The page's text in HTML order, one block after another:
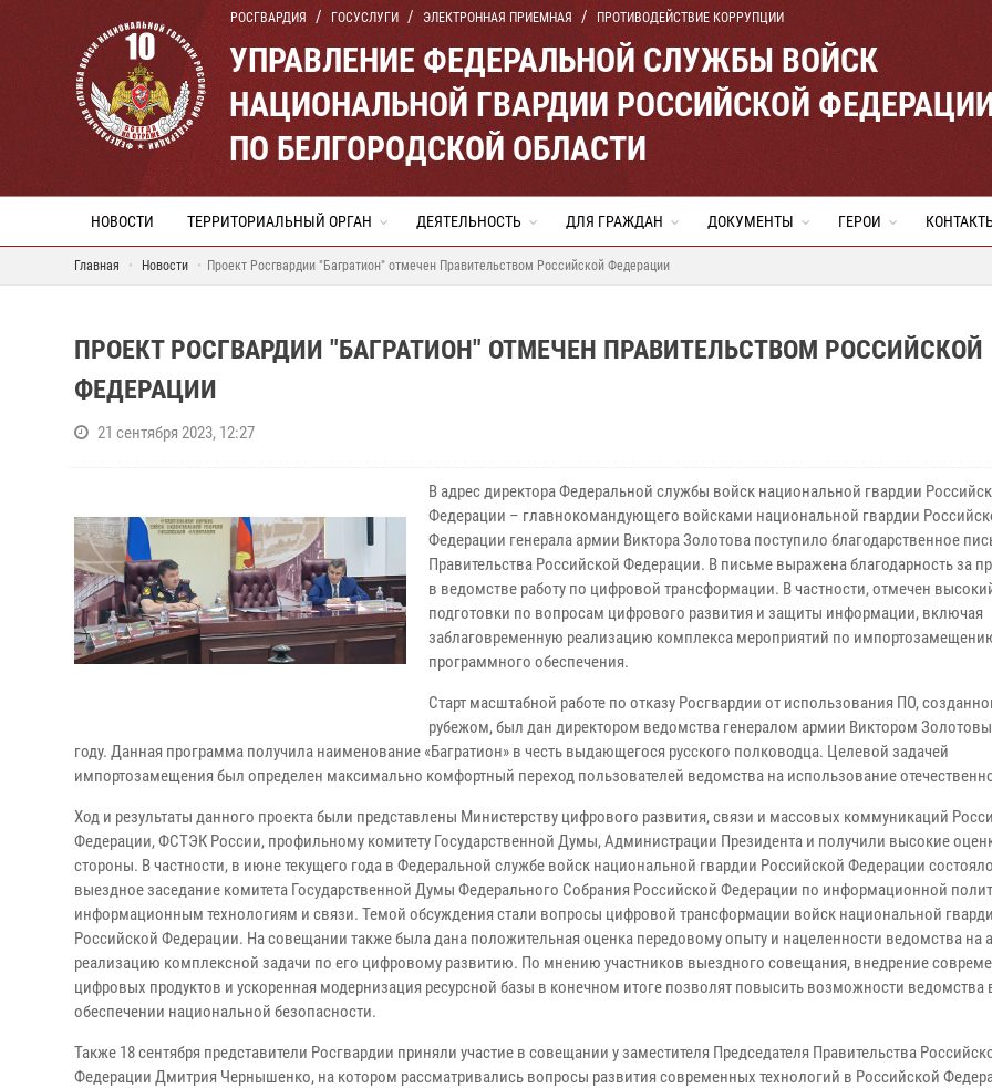
РОСГВАРДИЯ ГОСУСЛУГИ ЭЛЕКТРОННАЯ ПРИЕМНАЯ ПРОТИВОДЕЙСТВИЕ КОРРУПЦИИ
УПРАВЛЕНИЕ ФЕДЕРАЛЬНОЙ СЛУЖБЫ ВОЙСК
НАЦИОНАЛЬНОЙ ГВАРДИИ РОССИЙСКОЙ
ПО БЕЛГОРОДСКОЙ ОБЛАСТИ
НОВОСТИ ТЕРРИТОРИАЛЬНЫЙ ОРГАН ДЕЯТЕЛЬНОСТЬ ДЛЯ ГРАЖДАН ДОКУМЕНТЫ ГЕРОИ
Главная Новости Проект Росгвардии "Багратион" отмечен Правительством Российской Федерации
ПРОЕКТ РОСГВАРДИИ "БАГРАТИОН" ОТМЕЧЕН ПРАВИТЕЛЬСТВОМ РОССИЙСКОЙ
ФЕДЕРАЦИИ
21 сентября 2023, 12:27
В адрес директора Федеральной службы войск национальной гвардии
Федерации – главнокомандующего войсками национальной гвардии
Федерации генерала армии Виктора Золотова поступило благодарственное
Правительства Российской Федерации. В письме выражена благодарность за
в ведомстве работу по цифровой трансформации. В частности, отмечен
подготовки по вопросам цифрового развития и защиты информации, включая
заблаговременную реализацию комплекса мероприятий по
программного обеспечения.
Старт масштабной работе по отказу Росгвардии от использования ПО,
рубежом, был дан директором ведомства генералом армии Виктором
году. Данная программа получила наименование «Багратион» в честь выдающегося русского полководца. Целевой задачей
импортозамещения был определен максимально комфортный переход пользователей ведомства на использование
Ход и результаты данного проекта были представлены Министерству цифрового развития, связи и массовых коммуникаций
Федерации, ФСТЭК России, профильному комитету Государственной Думы, Администрации Президента и получили высокие
стороны. В частности, в июне текущего года в Федеральной службе войск национальной гвардии Российской Федерации
выездное заседание комитета Государственной Думы Федерального Собрания Российской Федерации по информационной
информационным технологиям и связи. Темой обсуждения стали вопросы цифровой трансформации войск национальной
Российской Федерации. На совещании также была дана положительная оценка передовому опыту и нацеленности ведомства на
реализацию комплексной задачи по его цифровому развитию. По мнению участников выездного совещания, внедрение
цифровых продуктов и ускоренная модернизация ресурсной базы в конечном итоге позволят повысить возможности ведомства
обеспечении национальной безопасности.
Также 18 сентября представители Росгвардии приняли участие в совещании у заместителя Председателя Правительства
Федерации Дмитрия Чернышенко, на котором рассматривались вопросы развития современных технологий в Российской